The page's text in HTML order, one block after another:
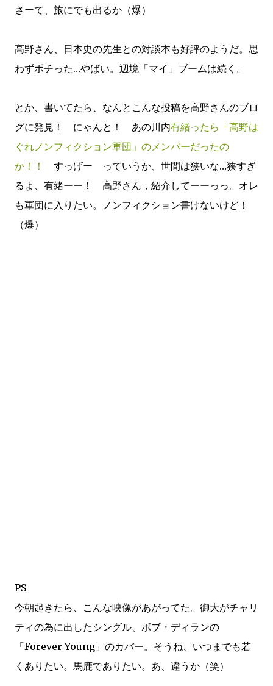
さーて、旅にでも出るか（爆）
高野さん、日本史の先生との対談本も好評のようだ。思
わずポチった…やばい。辺境「マイ」ブームは続く。
とか、書いてたら、なんとこんな投稿を高野さんのブロ
グに発見！ にゃんと！ あの川内有緒ったら「高野は
ぐれノンフィクション軍団」のメンバーだったの
か！！
すっげー っていうか、世間は狭いな…狭すぎ
るよ、有緒ーー！ 高野さん，紹介してーーっっ。オレ
も軍団に入りたい。ノンフィクション書けないけど！
（爆）
PS
今朝起きたら、こんな映像があがってた。御大がチャリ
ティの為に出したシングル、ボブ・ディランの
「Forever Young」のカバー。そうね、いつまでも若
くありたい。馬鹿でありたい。あ、違うか（笑）